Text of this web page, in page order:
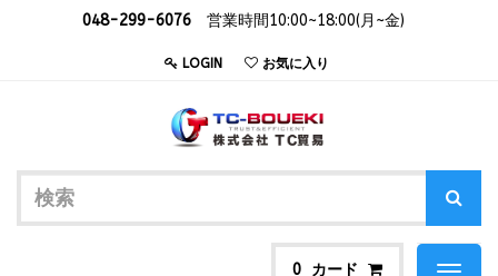
048-299-6076 営業時間10:00~18:00(月~金)
LOGIN お気に入り
0 カード